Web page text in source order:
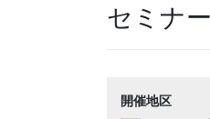
セミナ
開催地区